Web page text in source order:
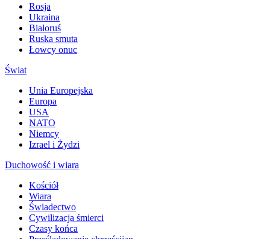
Rosja
Ukraina
Białoruś
Ruska smuta
Łowcy onuc
Świat
Unia Europejska
Europa
USA
NATO
Niemcy
Izrael i Żydzi
Duchowość i wiara
Kościół
Wiara
Świadectwo
Cywilizacja śmierci
Czasy końca